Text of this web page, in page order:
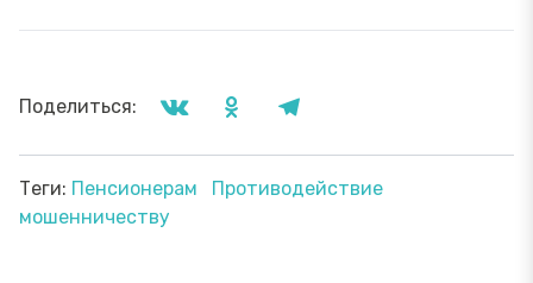
Поделиться:
Теги: Пенсионерам
Противодействие
мошенничеству